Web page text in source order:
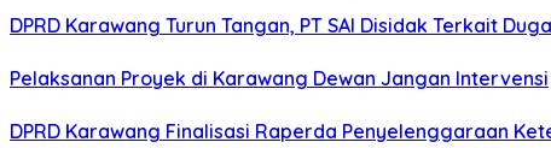
DPRD Karawang Turun Tangan, PT SAI Disidak Terkait
Pelaksanan Proyek di Karawang Dewan Jangan Intervensi
DPRD Karawang Finalisasi Raperda Penyelenggaraan